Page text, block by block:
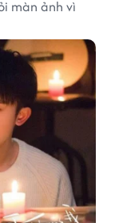
màn ảnh vì